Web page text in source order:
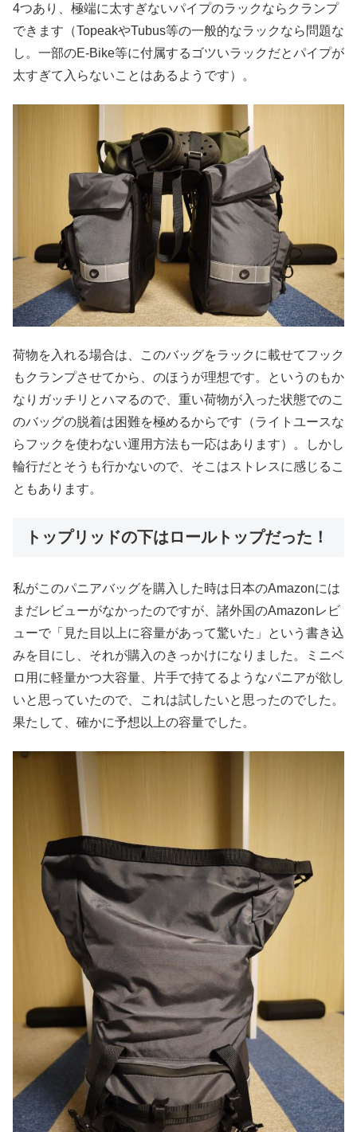
4つあり、極端に太すぎないパイプのラックならクランプ
できます（TopeakやTubus等の一般的なラックなら問題な
し。一部のE-Bike等に付属するゴツいラックだとパイプが
太すぎて入らないことはあるようです）。
荷物を入れる場合は、このバッグをラックに載せてフック
もクランプさせてから、のほうが理想です。というのもか
なりガッチリとハマるので、重い荷物が入った状態でのこ
のバッグの脱着は困難を極めるからです（ライトユースな
らフックを使わない運用方法も一応はあります）。しかし
輪行だとそうも行かないので、そこはストレスに感じるこ
ともあります。
トップリッドの下はロールトップだった！
私がこのパニアバッグを購入した時は日本のAmazonには
まだレビューがなかったのですが、諸外国のAmazonレビ
ューで「見た目以上に容量があって驚いた」という書き込
みを目にし、それが購入のきっかけになりました。ミニベ
ロ用に軽量かつ大容量、片手で持てるようなパニアが欲し
いと思っていたので、これは試したいと思ったのでした。
果たして、確かに予想以上の容量でした。